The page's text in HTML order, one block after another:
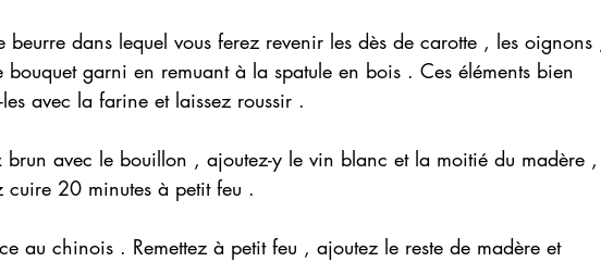
beurre dans lequel vous ferez revenir les dès de carotte , les oignons
garni en remuant à la spatule en bois . Ces éléments bien
avec la farine et laissez roussir .
avec le bouillon , ajoutez-y le vin blanc et la moitié du madère ,
cuire 20 minutes à petit feu .
au chinois . Remettez à petit feu , ajoutez le reste de madère et